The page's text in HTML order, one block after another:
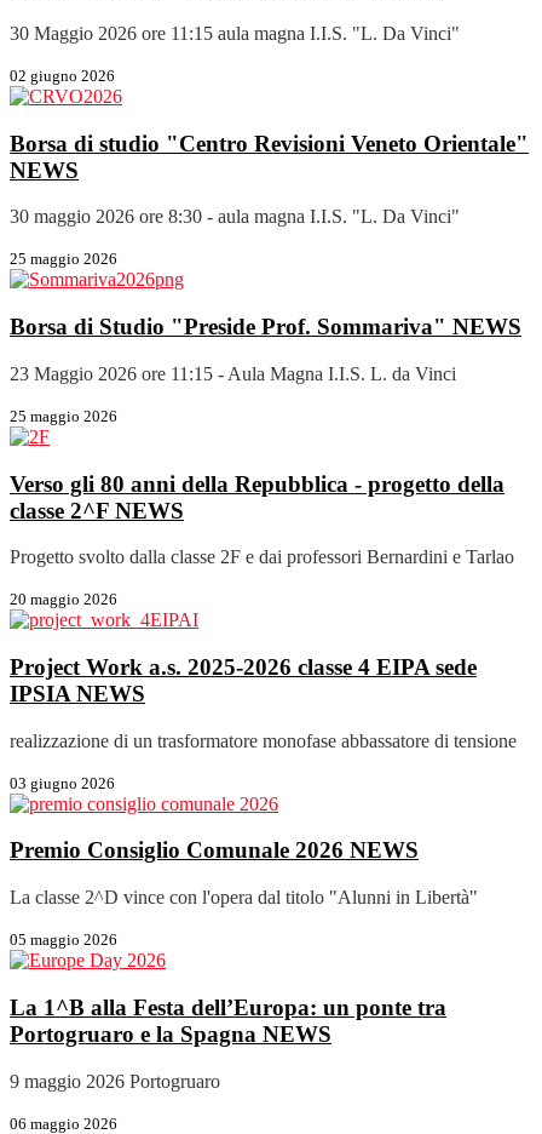
30 Maggio 2026 ore 11:15 aula magna I.I.S. "L. Da Vinci"
02 giugno 2026
Borsa di studio "Centro Revisioni Veneto Orientale"
NEWS
30 maggio 2026 ore 8:30 - aula magna I.I.S. "L. Da Vinci"
25 maggio 2026
Borsa di Studio "Preside Prof. Sommariva" NEWS
23 Maggio 2026 ore 11:15 - Aula Magna I.I.S. L. da Vinci
25 maggio 2026
Verso gli 80 anni della Repubblica - progetto della
classe 2^F NEWS
Progetto svolto dalla classe 2F e dai professori Bernardini e Tarlao
20 maggio 2026
Project Work a.s. 2025-2026 classe 4 EIPA sede
IPSIA NEWS
realizzazione di un trasformatore monofase abbassatore di tensione
03 giugno 2026
Premio Consiglio Comunale 2026 NEWS
La classe 2^D vince con l'opera dal titolo "Alunni in Libertà"
05 maggio 2026
La 1^B alla Festa dell’Europa: un ponte tra
Portogruaro e la Spagna NEWS
9 maggio 2026 Portogruaro
06 maggio 2026